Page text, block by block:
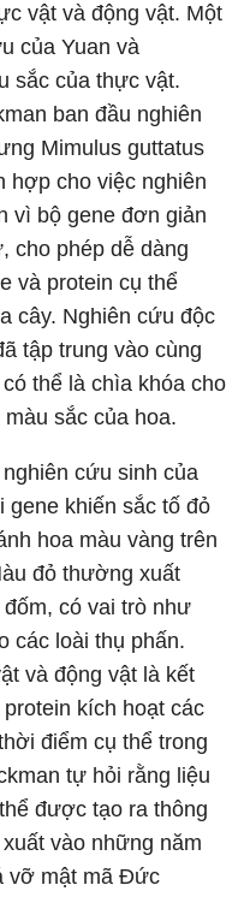
vật và động vật. Một
của Yuan và
sắc của thực vật.
ban đầu nghiên
Mimulus guttatus
hợp cho việc nghiên
vì bộ gene đơn giản
cho phép dễ dàng
và protein cụ thể
cây. Nghiên cứu độc
tập trung vào cùng
thể là chìa khóa cho
sắc của hoa.
cứu sinh của
gene khiến sắc tố đỏ
hoa màu vàng trên
đỏ thường xuất
có vai trò như
các loài thụ phấn.
và động vật là kết
kích hoạt các
điểm cụ thể trong
tự hỏi rằng liệu
được tạo ra thông
vào những năm
vỡ mật mã Đức